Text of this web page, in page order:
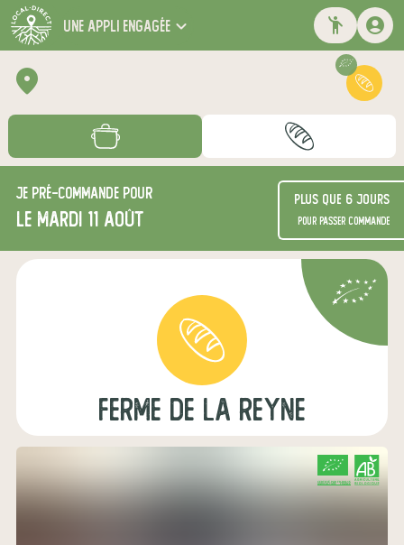
une appli engagée
Je pré-commande pour
le mardi 11 août
Plus que 6 jours
pour passer commande
Ferme de la Reyne
CERTIFIÉ PAR FR-BIO-15
AGRICULTURE FRANCE